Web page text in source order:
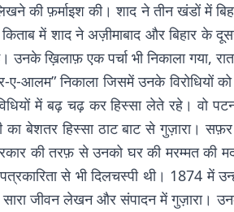
की फ़र्माइश की। शाद ने तीन खंडों में
में शाद ने अज़ीमाबाद और बिहार के
उनके ख़िलाफ़ एक पर्चा भी निकाला
ए-आलम” निकाला जिसमें उनके विरोधियों
में बढ़ चढ़ कर हिस्सा लेते रहे। वो
का बेशतर हिस्सा ठाट बाट से गुज़ारा।
की तरफ़ से उनको घर की मरम्मत की
से भी दिलचस्पी थी। 1874 में
जीवन लेखन और संपादन में गुज़ारा।